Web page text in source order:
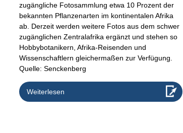
zugängliche Fotosammlung etwa 10 Prozent der
bekannten Pflanzenarten im kontinentalen Afrika
ab. Derzeit werden weitere Fotos aus dem schwer
zugänglichen Zentralafrika ergänzt und stehen so
Hobbybotanikern, Afrika-Reisenden und
Wissenschaftlern gleichermaßen zur Verfügung.
Quelle: Senckenberg
Weiterlesen